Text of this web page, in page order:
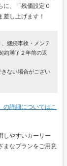
、「残価設定０
し上げます！
継続車検・メンテ
約満了２年前の返
ない場合がござい
詳細についてはこ
しやすいカーリー
まなプランをご用意